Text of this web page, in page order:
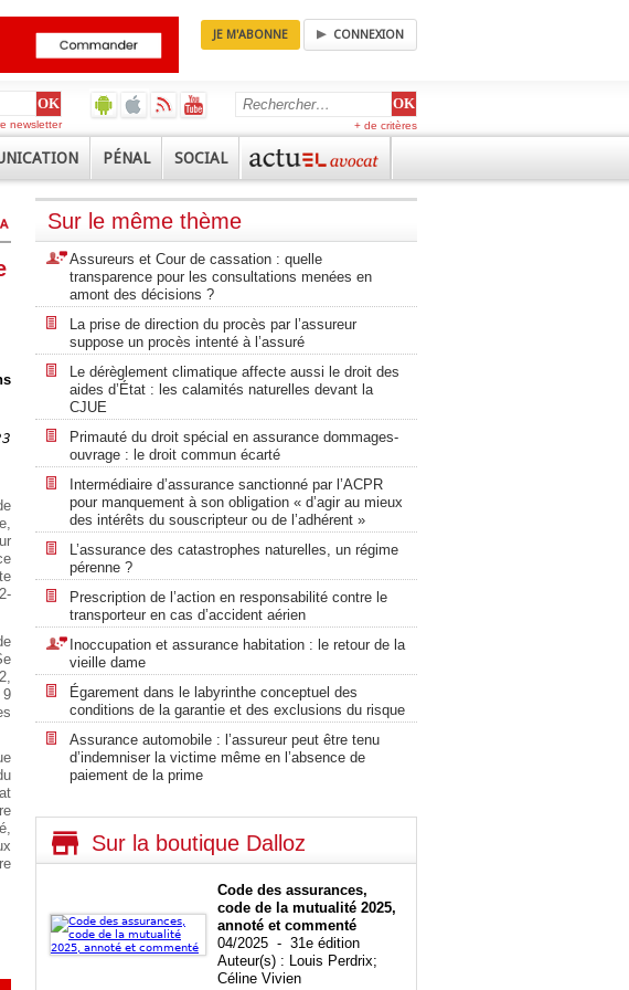
JE M'ABONNE CONNEXION
+ de critères
newsletter
PÉNAL SOCIAL
9
Sur le même thème
Assureurs et Cour de cassation : quelle
transparence pour les consultations menées en
amont des décisions ?
La prise de direction du procès par l’assureur
suppose un procès intenté à l’assuré
Le dérèglement climatique affecte aussi le droit des
aides d’État : les calamités naturelles devant la
CJUE
Primauté du droit spécial en assurance dommages-
ouvrage : le droit commun écarté
Intermédiaire d’assurance sanctionné par l’ACPR
pour manquement à son obligation « d’agir au mieux
des intérêts du souscripteur ou de l’adhérent »
L’assurance des catastrophes naturelles, un régime
pérenne ?
Prescription de l’action en responsabilité contre le
transporteur en cas d’accident aérien
Inoccupation et assurance habitation : le retour de la
vieille dame
Égarement dans le labyrinthe conceptuel des
conditions de la garantie et des exclusions du risque
Assurance automobile : l’assureur peut être tenu
d’indemniser la victime même en l’absence de
paiement de la prime
Sur la boutique Dalloz
Code des assurances,
code de la mutualité 2025,
annoté et commenté
04/2025 - 31e édition
Auteur(s) : Louis Perdrix;
Céline Vivien